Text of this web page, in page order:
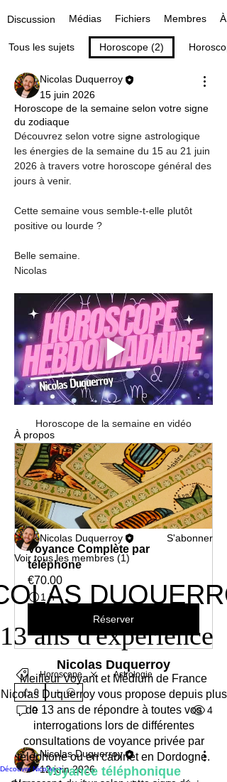
Discussion Médias Fichiers Membres
Tous les sujets Horoscope (2)
Nicolas Duquerroy
15 juin 2026
Horoscope de la semaine selon votre signe
du zodiaque
Découvrez selon votre signe astrologique
les énergies de la semaine du 15 au 21 juin
2026 à travers votre horoscope général des
jours à venir.
Cette semaine vous semble-t-elle plutôt
positive ou lourde ?
Belle semaine.
Nicolas
Horoscope de la semaine en vidéo
Voyance Complète par
téléphone
€70.00
1 h
Réserver
Horoscope
Astrologie
0
0 4
Nicolas Duquerroy
12 juin 2026
À propos
Rejoignez les conversations afin d'échanger
sur les dernière...
Lire plus
membres
Nicolas Duquerroy
S'abonner
Voir tous les membres (1)
13 ans d'expérience
13 ans d'expérience
Nicolas Duquerroy
Meilleur Voyant et Médium de France
Nicolas Duquerroy vous propose depuis plus
de 13 ans de répondre à toutes vos
interrogations lors de différentes
consultations de voyance privée par
téléphone ou en cabinet en Dordogne.
Découvrir Nicolas >Voyance téléphonique